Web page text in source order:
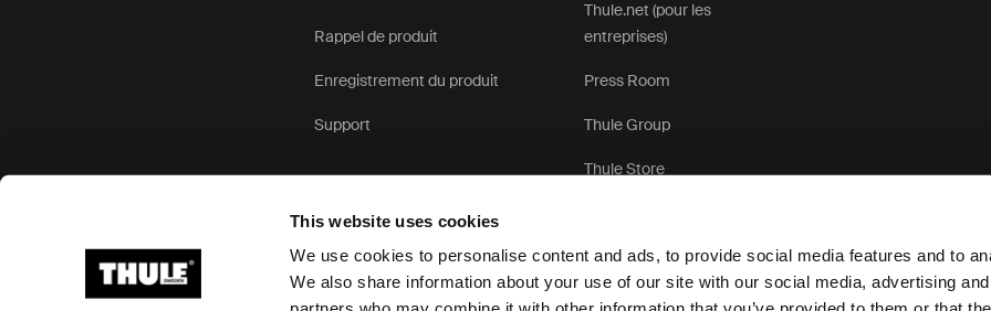
This website uses cookies
We use cookies to personalise content and ads, to provide social media features and to
We also share information about your use of our site with our social media, advertising
Rappel de produit
Enregistrement du produit
Support
Thule.net (pour les
entreprises)
Press Room
Thule Group
Thule Store